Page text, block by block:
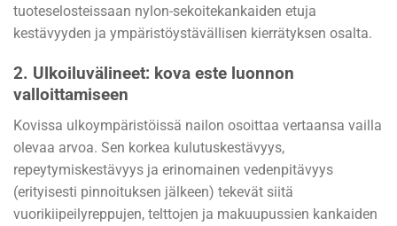
tuoteselosteissaan nylon-sekoitekankaiden etuja
kestävyyden ja ympäristöystävällisen kierrätyksen osalta.
2. Ulkoiluvälineet: kova este luonnon
valloittamiseen
Kovissa ulkoympäristöissä nailon osoittaa vertaansa vailla
olevaa arvoa. Sen korkea kulutuskestävyys,
repeytymiskestävyys ja erinomainen vedenpitävyys
(erityisesti pinnoituksen jälkeen) tekevät siitä
vuorikiipeilyreppujen, telttojen ja makuupussien kankaiden